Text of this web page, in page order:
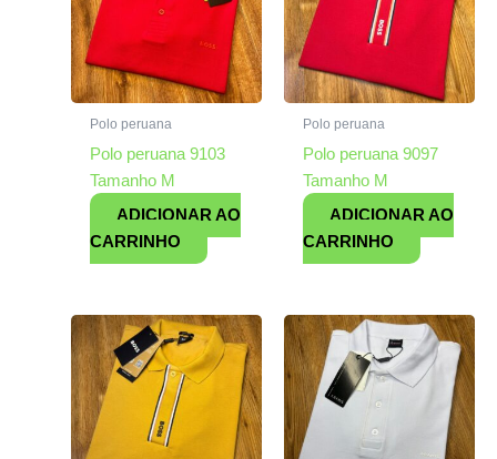
Polo peruana
Polo peruana 9103
Tamanho M
ADICIONAR AO
CARRINHO
Polo peruana
Polo peruana 9097
Tamanho M
ADICIONAR AO
CARRINHO